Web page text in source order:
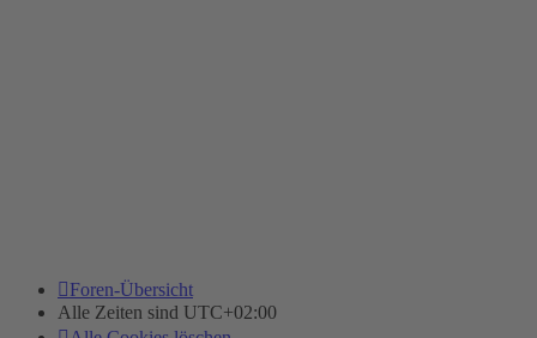
Foren-Übersicht
Alle Zeiten sind UTC+02:00